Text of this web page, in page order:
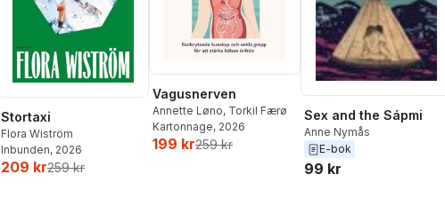
Stortaxi
Flora Wiström
Inbunden, 2026
209 kr259 kr
Vagusnerven
Annette Løno, Torkil Færø
Kartonnage, 2026
199 kr259 kr
Sex and the Sápmi
Anne Nymås
E-bok
99 kr